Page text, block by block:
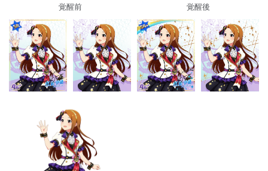
覚醒前 覚醒後